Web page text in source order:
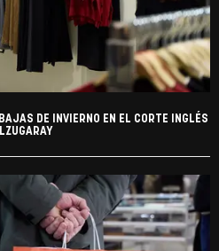
DE INVIERNO EN EL CORTE INGLÉS